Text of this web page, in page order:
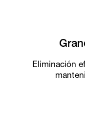
Eliminación